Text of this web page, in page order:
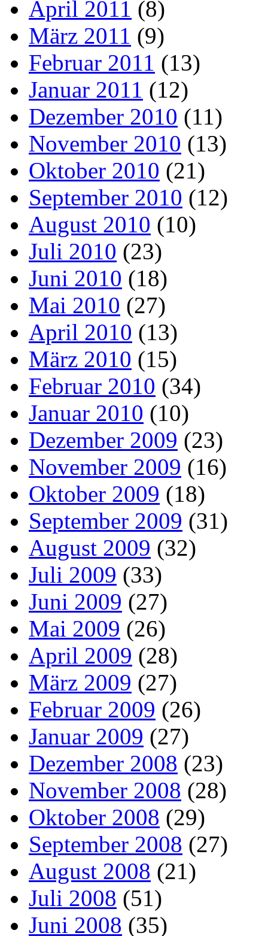
April 2011 (8)
März 2011 (9)
Februar 2011 (13)
Januar 2011 (12)
Dezember 2010 (11)
November 2010 (13)
Oktober 2010 (21)
September 2010 (12)
August 2010 (10)
Juli 2010 (23)
Juni 2010 (18)
Mai 2010 (27)
April 2010 (13)
März 2010 (15)
Februar 2010 (34)
Januar 2010 (10)
Dezember 2009 (23)
November 2009 (16)
Oktober 2009 (18)
September 2009 (31)
August 2009 (32)
Juli 2009 (33)
Juni 2009 (27)
Mai 2009 (26)
April 2009 (28)
März 2009 (27)
Februar 2009 (26)
Januar 2009 (27)
Dezember 2008 (23)
November 2008 (28)
Oktober 2008 (29)
September 2008 (27)
August 2008 (21)
Juli 2008 (51)
Juni 2008 (35)